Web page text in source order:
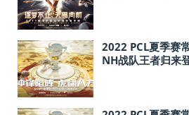
2022 PCL夏季赛
NH战队王者归来